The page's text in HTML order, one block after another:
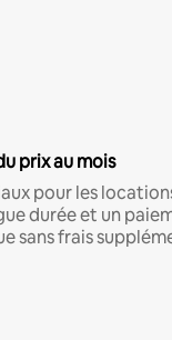
prix au mois
pour les
durée et un
sans frais